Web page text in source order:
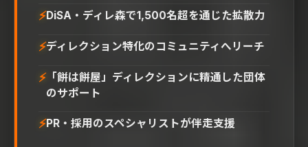
⚡DiSA・ディレ森で1,500名超を通じた拡散力
⚡ディレクション特化のコミュニティへリーチ
⚡「餅は餅屋」ディレクションに精通した団体
のサポート
⚡PR・採用のスペシャリストが伴走支援